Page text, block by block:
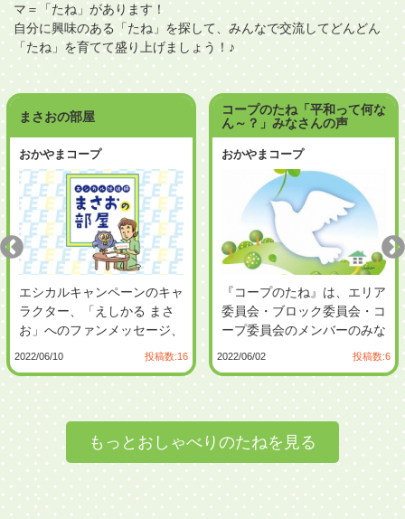
マ＝「たね」があります！
自分に興味のある「たね」を探して、みんなで交流してどんどん
「たね」を育てて盛り上げましょう！♪
まさおの部屋
おかやまコープ
エシカルキャンペーンのキャ
ラクター、「えしかる まさ
お」へのファンメッセージ、
質問などをお寄せください。
2022/06/10 投稿数:16
コープのたね「平和って何な
ん～？」みなさんの声
おかやまコープ
『コープのたね』は、エリア
委員会・ブロック委員会・コ
ープ委員会のメンバーのみな
さんにお渡ししている資料で
2022/06/02 投稿数:6
もっとおしゃべりのたねを見る